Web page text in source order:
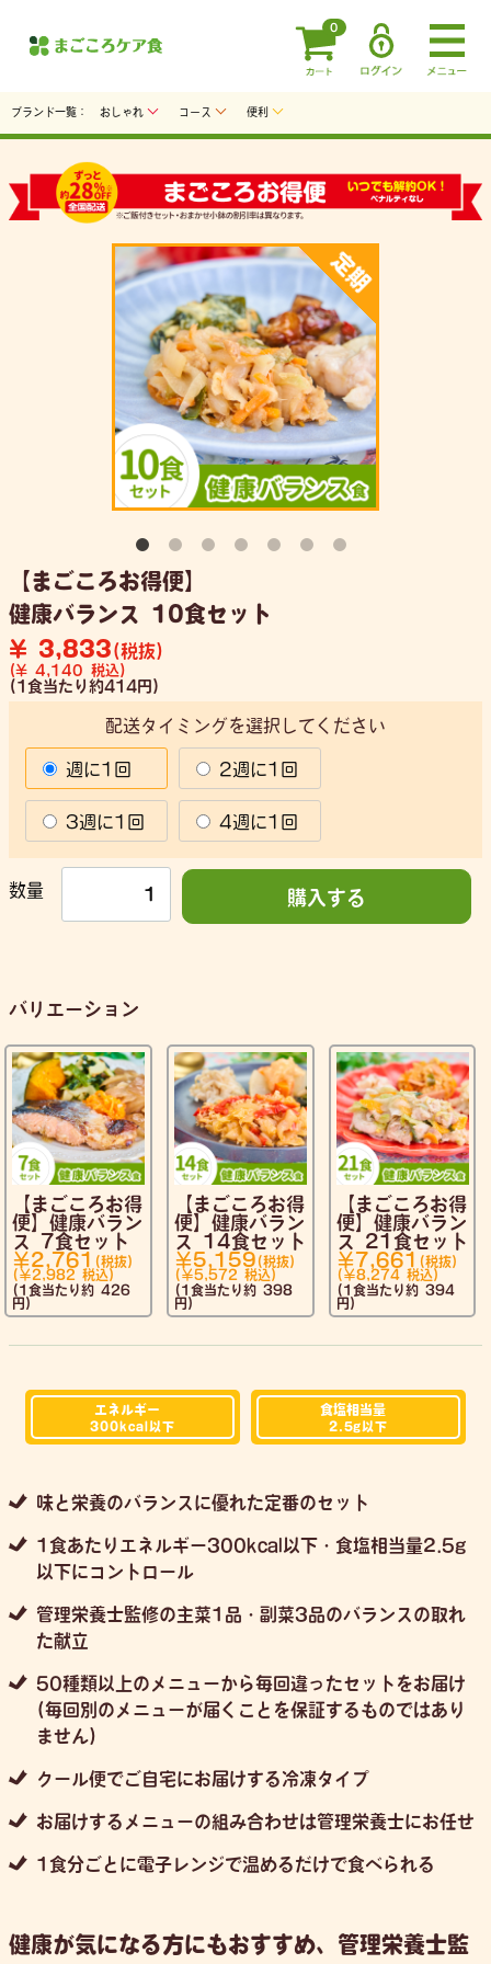
ブランド一覧： おしゃれ コース 便利
0
【まごころお得便】
健康バランス 10食セット
¥ 3,833(税抜)
(¥ 4,140 税込)
(1食当たり約414円)
配送タイミングを選択してください
週に1回 2週に1回
3週に1回 4週に1回
数量 購入する
バリエーション
【まごころお得
便】健康バラン
ス 7食セット
￥2,761 (税抜)
(￥2,982 税込)
(1食当たり約 426
円)
【まごころお得
便】健康バラン
ス 14食セット
￥5,159 (税抜)
(￥5,572 税込)
(1食当たり約 398
円)
【まごころお得
便】健康バラン
ス 21食セット
￥7,661 (税抜)
(￥8,274税込)
(1食当たり約 394
円)
エネルギー
300kcal 以下
食塩相当量
2.5g 以下
味と栄養のバランスに優れた定番のセット
1食あたりエネルギー300kcal以下・食塩相当量2.5g
以下にコントロール
管理栄養士監修の主菜1品・副菜3品のバランスの取れ
た献立
50種類以上のメニューから毎回違ったセットをお届け
(毎回別のメニューが届くことを保証するものではあり
ません)
クール便でご自宅にお届けする冷凍タイプ
お届けするメニューの組み合わせは管理栄養士にお任せ
1食分ごとに電子レンジで温めるだけで食べられる
健康が気になる方にもおすすめ、管理栄養士監